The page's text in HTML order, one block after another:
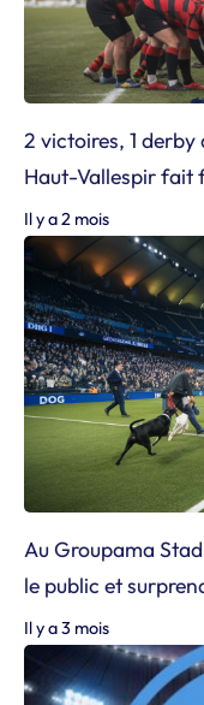
2 victoires, 1
Haut-Vallespir fait
Il y a 2 mois
Au Groupama
le public et
Il y a 3 mois